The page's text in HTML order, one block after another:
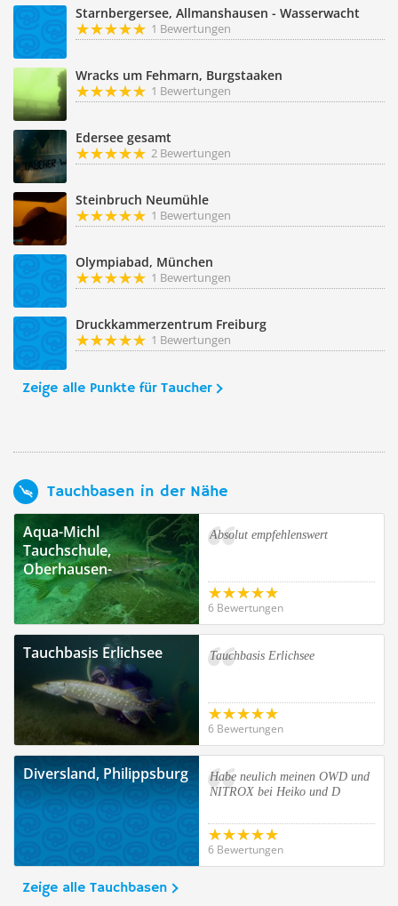
Starnbergersee, Allmanshausen - Wasserwacht
1 Bewertungen
Wracks um Fehmarn, Burgstaaken
1 Bewertungen
Edersee gesamt
2 Bewertungen
Steinbruch Neumühle
1 Bewertungen
Olympiabad, München
1 Bewertungen
Druckkammerzentrum Freiburg
1 Bewertungen
Zeige alle Punkte für Taucher
Tauchbasen in der Nähe
Aqua-Michl
Tauchschule,
Oberhausen-
Rheinhausen
Absolut empfehlenswert
6 Bewertungen
Tauchbasis Erlichsee Tauchbasis Erlichsee
6 Bewertungen
Diversland, Philippsburg
Habe neulich meinen OWD und
NITROX bei Heiko und D
6 Bewertungen
Zeige alle Tauchbasen